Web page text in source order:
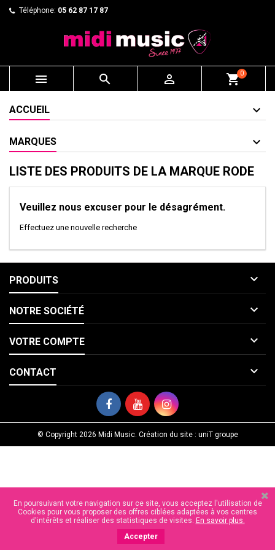
Téléphone: 05 62 87 17 87
   shopping_cart0
ACCUEIL
MARQUES
LISTE DES PRODUITS DE LA MARQUE RODE
Veuillez nous excuser pour le désagrément.
Effectuez une nouvelle recherche
PRODUITS 
NOTRE SOCIÉTÉ 
VOTRE COMPTE 
CONTACT 
© Copyright 2026 Midi Music. Création du site : uniT groupe
En poursuivant votre navigation sur ce site, vous acceptez l'utilisation de
Cookies pour vous proposer des offres ciblées adaptées à vos centres
d'intérêts et réaliser des statistiques de visites. En savoir plus.
Accepter